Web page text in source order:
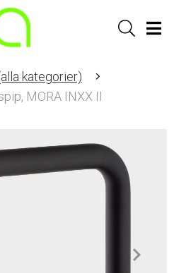
Sök
kategorier)
MORA INXX II